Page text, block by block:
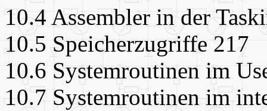
10.4 Assembler in der
10.5 Speicherzugriffe 217
10.6 Systemroutinen im
10.7 Systemroutinen im